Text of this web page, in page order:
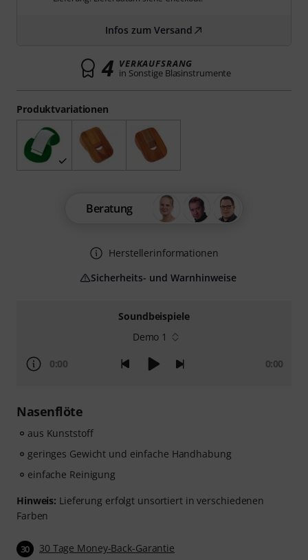
Soundbeispiele
Demo 1
0:00 0:00
Nasenflöte
aus Kunststoff
geringes Gewicht und einfache Handhabung
einfache Reinigung
Hinweis: Lieferung erfolgt unsortiert in verschiedenen
Farben
30 30 Tage Money-Back-Garantie
Produktvariationen
Infos zum Versand
4 VERKAUFSRANG
in Sonstige Blasinstrumente
Beratung
Herstellerinformationen
Sicherheits- und Warnhinweise